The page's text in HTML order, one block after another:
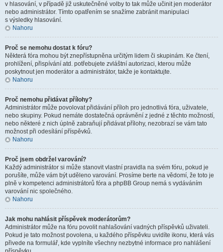
v hlasování, v případě již uskutečněné volby to tak může učinit jen moderátor
nebo administrátor. Tímto opatřením se snažíme zabránit manipulaci
s výsledky hlasování.
Nahoru
Proč se nemohu dostat k fóru?
Některá fóra mohou být znepřístupněna určitým lidem či skupinám. Ke čtení,
prohlížení, přispívání atd. potřebujete zvláštní autorizaci, kterou může
poskytnout jen moderátor a administrátor, takže je kontaktujte.
Nahoru
Proč nemohu přidávat přílohy?
Administrátor může povolovat přidávání příloh pro jednotlivá fóra, uživatele,
nebo skupiny. Pokud nemáte dostatečná oprávnění z jedné z těchto možností,
nebo některé z nich úplně zabraňují přidávat přílohy, nezobrazí se vám tato
možnost při odesílání příspěvků.
Nahoru
Proč jsem obdržel varování?
Každý administrátor si může stanovit vlastní pravidla na svém fóru, pokud je
porušíte, může vám být uděleno varování. Prosíme berte na vědomí, že toto je
plně v kompetenci administrátorů fóra a phpBB Group nemá s vydáváním
varování nic společného.
Nahoru
Jak mohu nahlásit příspěvek moderátorům?
Administrátor může na fóru povolit nahlašování vadných příspěvků uživateli.
Pokud je tato možnost povolena, u každého příspěvku uvidíte ikonu, která vás
přivede na formulář, kde vyplníte všechny nezbytné informace pro nahlášení